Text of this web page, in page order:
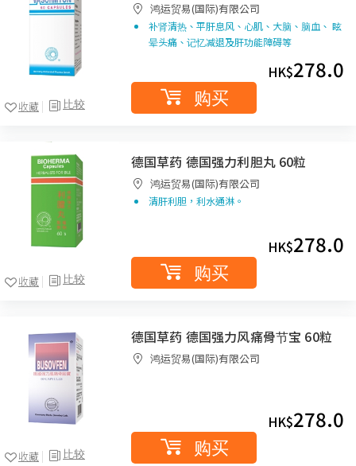
比较
收藏
鸿运贸易(国际)有限公司
补肾清热、平肝息风、心肌、大脑、脑血、 眩
晕头痛、记忆减退及肝功能障碍等
HK$278.0
购买
比较
收藏
德国草药 德国强力利胆丸 60粒
鸿运贸易(国际)有限公司
清肝利胆，利水通淋。
HK$278.0
购买
比较
收藏
德国草药 德国强力风痛骨节宝 60粒
鸿运贸易(国际)有限公司
HK$278.0
购买